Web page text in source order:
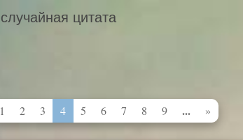
случайная цитата
1 2 3 4 5 6 7 8 9 ... »